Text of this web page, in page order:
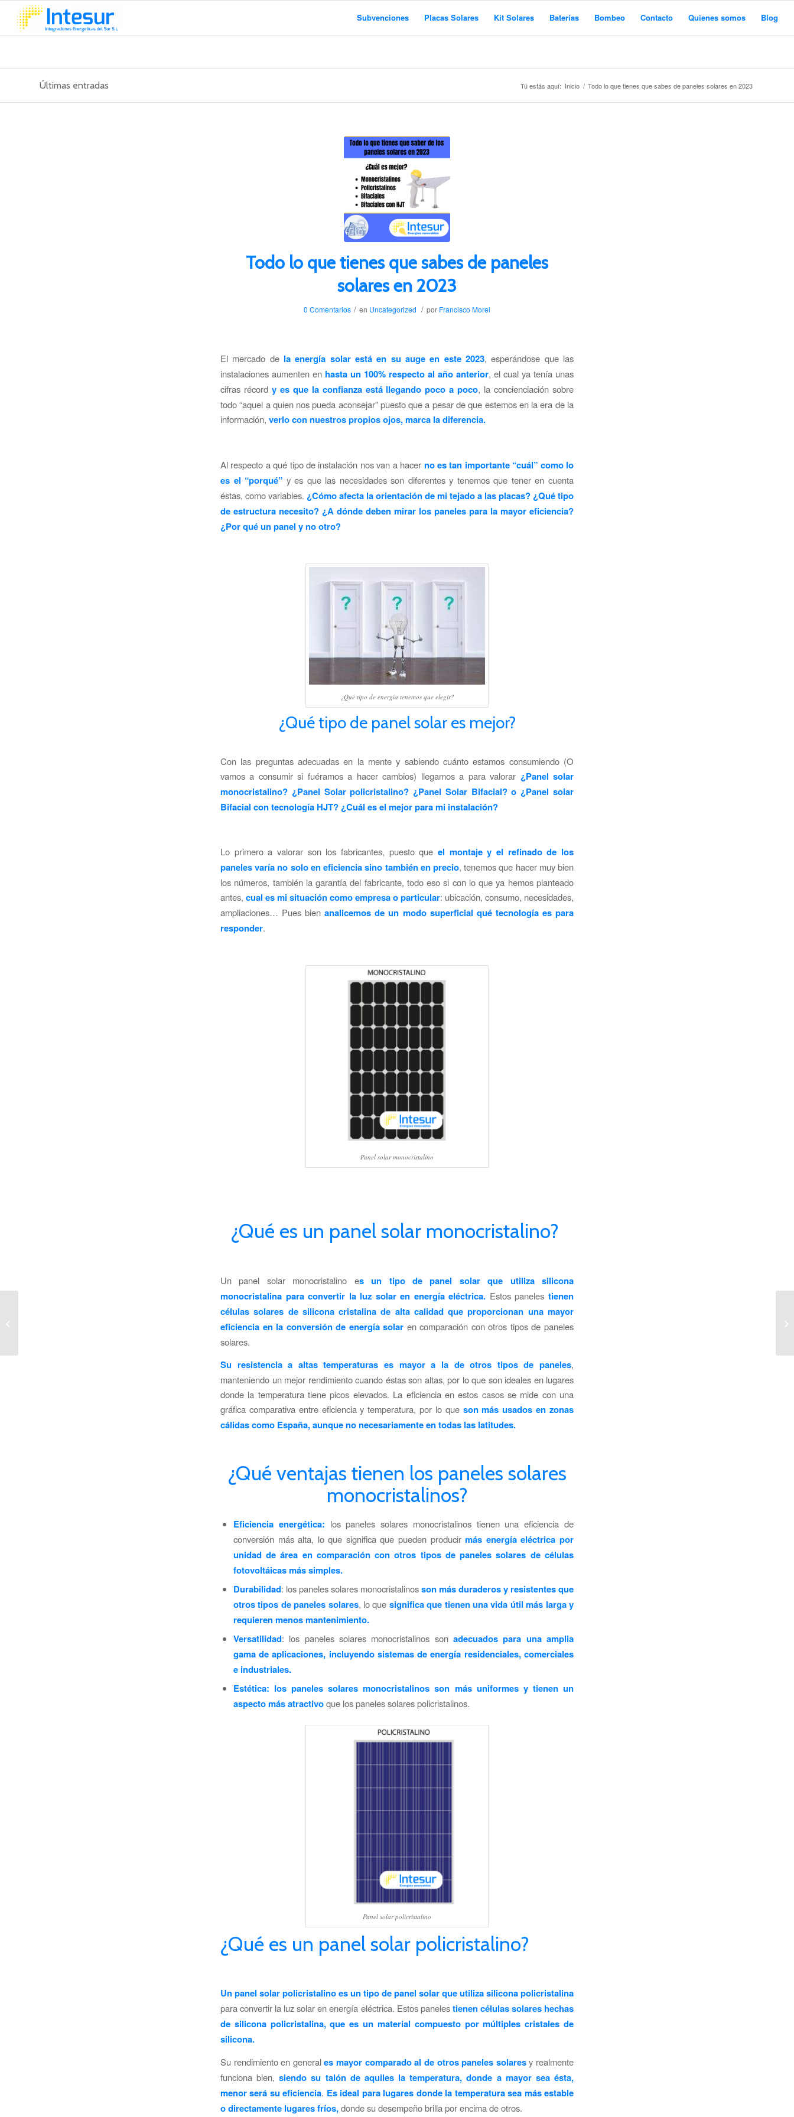
Subvenciones Placas Solares Kit Solares Baterías Bombeo Contacto Quienes somos Blog
Últimas entradas Tú estás aquí: Inicio / Todo lo que tienes que sabes de paneles solares en 2023
Todo lo que tienes que sabes de paneles
solares en 2023
0 Comentarios / en Uncategorized / por Francisco Morel
El mercado de la energía solar está en su auge en este 2023, esperándose que las
instalaciones aumenten en hasta un 100% respecto al año anterior, el cual ya tenía unas
cifras récord y es que la confianza está llegando poco a poco, la concienciación sobre
todo “aquel a quien nos pueda aconsejar” puesto que a pesar de que estemos en la era de la
información, verlo con nuestros propios ojos, marca la diferencia.
Al respecto a qué tipo de instalación nos van a hacer no es tan importante “cuál” como lo
es el “porqué” y es que las necesidades son diferentes y tenemos que tener en cuenta
éstas, como variables. ¿Cómo afecta la orientación de mi tejado a las placas? ¿Qué tipo
de estructura necesito? ¿A dónde deben mirar los paneles para la mayor eficiencia?
¿Por qué un panel y no otro?
¿Qué tipo de energía tenemos que elegir?
¿Qué tipo de panel solar es mejor?
Con las preguntas adecuadas en la mente y sabiendo cuánto estamos consumiendo (O
vamos a consumir si fuéramos a hacer cambios) llegamos a para valorar ¿Panel solar
monocristalino? ¿Panel Solar policristalino? ¿Panel Solar Bifacial? o ¿Panel solar
Bifacial con tecnología HJT? ¿Cuál es el mejor para mi instalación?
Lo primero a valorar son los fabricantes, puesto que el montaje y el refinado de los
paneles varía no solo en eficiencia sino también en precio, tenemos que hacer muy bien
los números, también la garantía del fabricante, todo eso si con lo que ya hemos planteado
antes, cual es mi situación como empresa o particular: ubicación, consumo, necesidades,
ampliaciones… Pues bienanalicemos de un modo superficial qué tecnología es para
responder.
Panel solar monocristalino
¿Qué es un panel solar monocristalino?
Un panel solar monocristalino es un tipo de panel solar que utiliza silicona
monocristalina para convertir la luz solar en energía eléctrica. Estos panelestienen
células solares de silicona cristalina de alta calidad que proporcionan una mayor
eficiencia en la conversión de energía solar en comparación con otros tipos de paneles
solares.
Su resistencia a altas temperaturas es mayor a la de otros tipos de paneles,
manteniendo un mejor rendimiento cuando éstas son altas, por lo que son ideales en lugares
donde la temperatura tiene picos elevados. La eficiencia en estos casos se mide con una
gráfica comparativa entre eficiencia y temperatura, por lo que son más usados en zonas
cálidas como España, aunque no necesariamente en todas las latitudes.
¿Qué ventajas tienen los paneles solares
monocristalinos?
Eficiencia energética: los paneles solares monocristalinos tienen una eficiencia de
conversión más alta, lo que significa que pueden producirmás energía eléctrica por
unidad de área en comparación con otros tipos de paneles solares de células
fotovoltáicas más simples.
Durabilidad: los paneles solares monocristalinosson más duraderos y resistentes que
otros tipos de paneles solares, lo que significa que tienen una vida útil más larga y
requieren menos mantenimiento.
Versatilidad: los paneles solares monocristalinos son adecuados para una amplia
gama de aplicaciones, incluyendo sistemas de energía residenciales, comerciales
e industriales.
Estética: los paneles solares monocristalinos son más uniformes y tienen un
aspecto más atractivoque los paneles solares policristalinos.
Panel solar policristalino
¿Qué es un panel solar policristalino?
Un panel solar policristalino es un tipo de panel solar que utiliza silicona policristalina
para convertir la luz solar en energía eléctrica. Estos panelestienen células solares hechas
de silicona policristalina, que es un material compuesto por múltiples cristales de
silicona.
Su rendimiento en generales mayor comparado al de otros paneles solaresy realmente
funciona bien,siendo su talón de aquiles la temperatura, donde a mayor sea ésta,
menor será su eficiencia. Es ideal para lugares donde la temperatura sea más estable
o directamente lugares fríos,donde su desempeño brilla por encima de otros.